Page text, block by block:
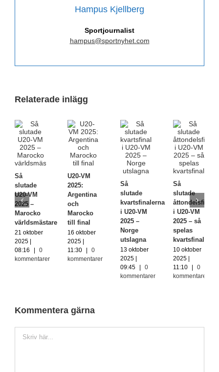
Hampus Kjellberg
Sportjournalist
hampus@sportnyhet.com
Relaterade inlägg
Så
slutade
U20-VM
2025 –
Marocko
världsmästare
21 oktober
2025 |
08:16
|
0
kommentarer
U20-VM
2025:
Argentina
och
Marocko
till final
16 oktober
2025 |
11:30
|
0
kommentarer
Så
slutade
kvartsfinalerna
i U20-VM
2025 –
Norge
utslagna
13 oktober
2025 |
09:45
|
0
kommentarer
Så
slutade
i U20-VM
2025 – så
spelas
kvartsfinalerna
10 oktober
2025 |
11:10
|
0
kommentarer
Kommentera gärna